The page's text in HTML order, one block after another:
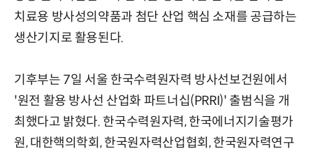
치료용 방사성의약품과 첨단 산업 핵심 소재를 공급하는
생산기지로 활용된다.
기후부는 7일 서울 한국수력원자력 방사선보건원에서
'원전 활용 방사선 산업화 파트너십(PRRI)' 출범식을 개
최했다고 밝혔다. 한국수력원자력, 한국에너지기술평가
원, 대한핵의학회, 한국원자력산업협회, 한국원자력연구